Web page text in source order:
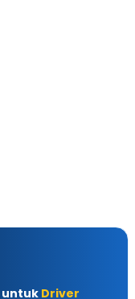
untuk Driver